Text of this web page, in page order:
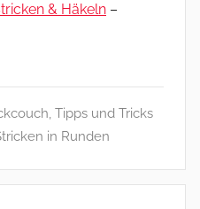
& Häkeln –
, Tipps und Tricks
in Runden